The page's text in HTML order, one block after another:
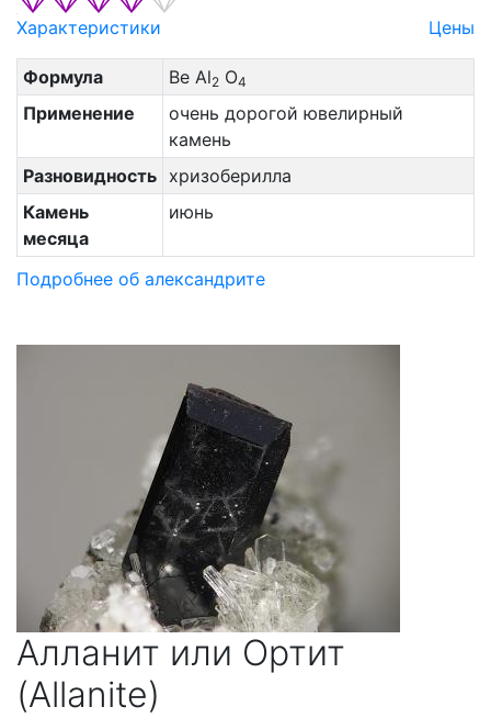
Характеристики Цены
Формула Be Al2O4
Применение
очень дорогой ювелирный
камень
Разновидность
хризоберилла
Камень
месяца
июнь
Подробнее об александрите
Алланит или Ортит
(Allanite)